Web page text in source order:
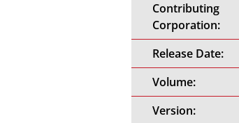
Contributing
Corporation:
Release Date:
Volume:
Version: